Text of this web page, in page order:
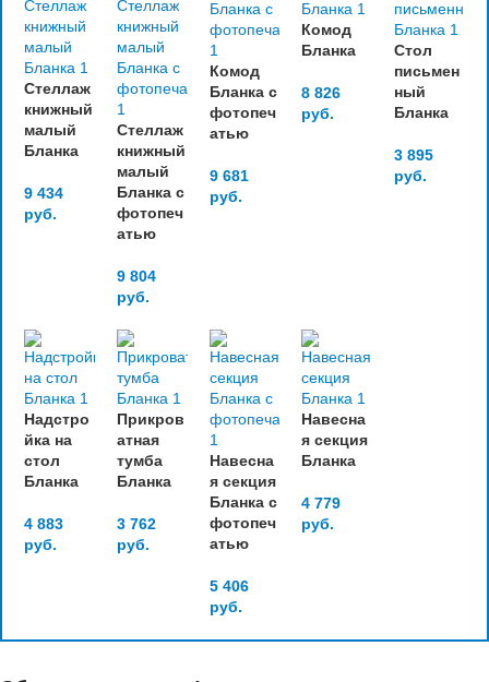
Стеллаж
книжный
малый
Бланка
9 434
руб.
Стеллаж
книжный
малый
Бланка с
фотопеч
атью
9 804
руб.
Комод
Бланка с
фотопеч
атью
9 681
руб.
Комод
Бланка
8 826
руб.
Стол
письмен
ный
Бланка
3 895
руб.
Надстро
йка на
стол
Бланка
4 883
руб.
Прикров
атная
тумба
Бланка
3 762
руб.
Навесна
я секция
Бланка с
фотопеч
атью
5 406
руб.
Навесна
я секция
Бланка
4 779
руб.